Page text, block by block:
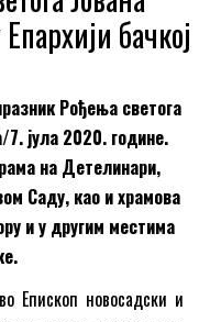
бачкој
Рођења светога
7. јула 2020. године.
на Детелинари,
Саду, као и храмова
и у другим местима
Епископ новосадски и